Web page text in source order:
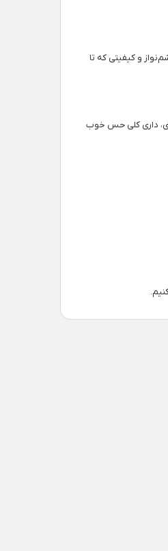
و کیفیتی که تا
داری کلی حس خوب